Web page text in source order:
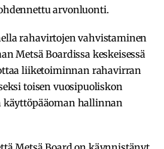
arvonluonti.
rahavirtojen vahvistaminen
Metsä Boardissa keskeisessä
liiketoiminnan rahavirran
toisen vuosipuoliskon
hallinnan